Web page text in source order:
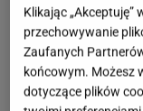
Klikając
przechowywanie
Zaufanych
końcowym. Możesz
dotyczące plików